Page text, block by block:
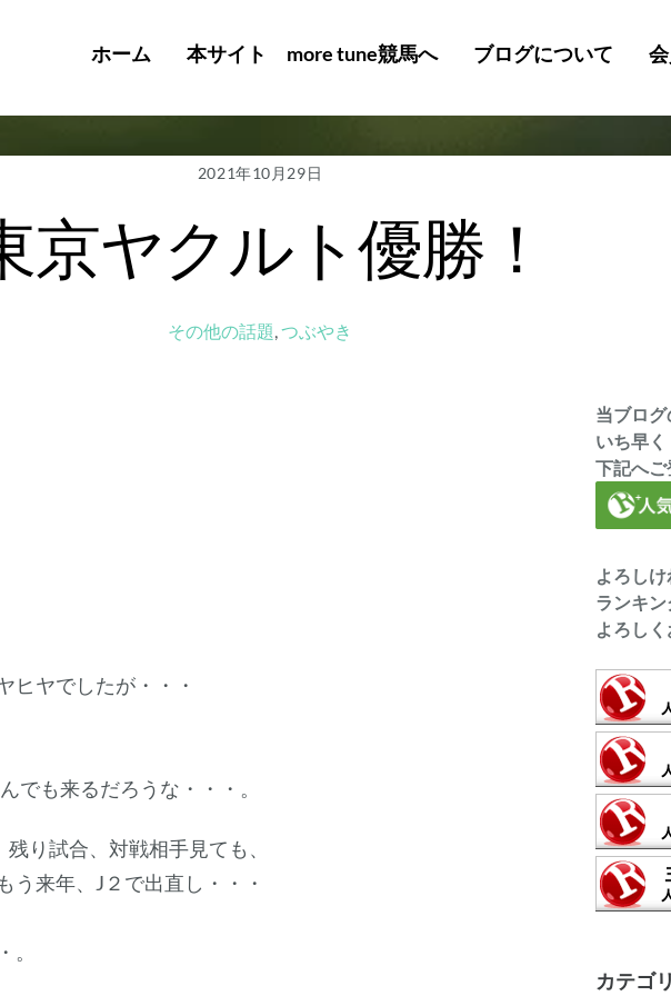
ホーム 本サイト more tune競馬へ ブログについて
2021年10月29日
京ヤクルト優勝！
その他の話題,つぶやき
ヒヤでしたが・・・
でも来るだろうな・・・。
り試合、対戦相手見ても、
う来年、J２で出直し・・・
当ブロ
いち早く
下記へご
よろしけ
ランキ
よろしく
カテゴ